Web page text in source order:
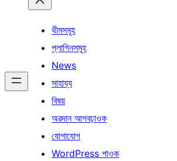
থীমসমূহ
প্লাগিনসমূহ
News
সাহায্য
বিষয়
অৱদান আগবঢ়াওক
যোগাযোগ
WordPress পাওক